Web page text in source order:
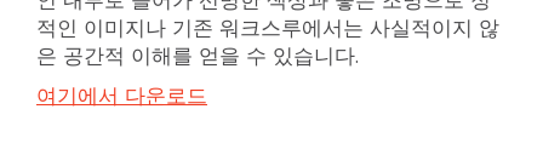
적인 이미지나 기존 워크스루에서는 사실적이지 않
은 공간적 이해를 얻을 수 있습니다.
여기에서 다운로드